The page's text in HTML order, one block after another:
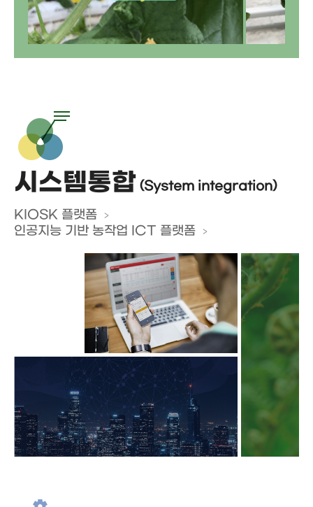
시스템통합 (System integration)
KIOSK 플랫폼
인공지능 기반 농작업 ICT 플랫폼